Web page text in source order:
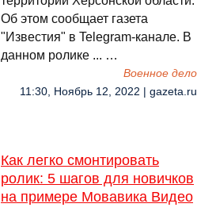
Об этом сообщает газета
"Известия" в Telegram-канале. В
данном ролике ... …
Военное дело
11:30, Ноябрь 12, 2022 | gazeta.ru
Как легко смонтировать
ролик: 5 шагов для новичков
на примере Мовавика Видео